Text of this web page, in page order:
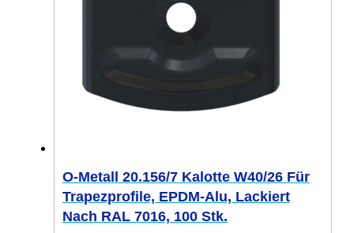
O-Metall 20.156/7 Kalotte W40/26 Für
Trapezprofile, EPDM-Alu, Lackiert
Nach RAL 7016, 100 Stk.